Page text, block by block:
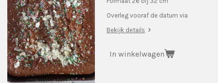
Overleg vooraf de datum via
Bekijk details
In winkelwagen